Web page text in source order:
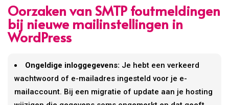
Oorzaken van SMTP foutmeldingen
bij nieuwe mailinstellingen in
WordPress
Ongeldige inloggegevens: Je hebt een verkeerd
wachtwoord of e-mailadres ingesteld voor je e-
mailaccount. Bij een migratie of update aan je hosting